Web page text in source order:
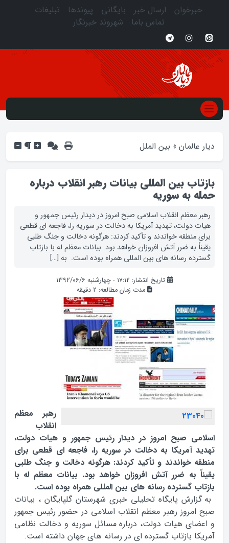
خبرخوان ارسال خبر بایگانی پیوندها
تبلیغات
تماس باما
شهروند خبرنگار
دیار عالمان » بین الملل
بازتاب بین المللی بیانات رهبر انقلاب درباره
حمله به سوریه
رهبر معظم انقلاب اسلامی صبح امروز در دیدار رئیس جمهور و
هیات دولت، تهدید آمریکا به دخالت در سوریه را، فاجعه ای قطعی
برای منطقه خواندند و تأکید کردند: هرگونه دخالت و جنگ طلبی
یقیناً به ضرر آتش افروزان خواهد بود. بیانات معظم له با بازتاب
گسترده رسانه های بین المللی همراه بوده است. به […]
تاریخ انتشار: ۱۷:۱۲ - چهارشنبه ۱۳۹۲/۰۶/۶
مدت زمان مطالعه: 2 دقیقه
رهبر معظم
انقلاب
اسلامی صبح امروز در دیدار رئیس جمهور و هیات دولت،
تهدید آمریکا به دخالت در سوریه را، فاجعه ای قطعی برای
منطقه خواندند و تأکید کردند: هرگونه دخالت و جنگ طلبی
یقیناً به ضرر آتش افروزان خواهد بود. بیانات معظم له با
بازتاب گسترده رسانه های بین المللی همراه بوده است.
به گزارش پایگاه تحلیلی خبری شهرستان گلپایگان ، بیانات
صبح امروز رهبر معظم انقلاب اسلامی در حضور رئیس جمهور
و اعضای هیات دولت، درباره مسائل سوریه و دخالت نظامی
آمریکا بازتاب گسترده ای در رسانه های جهان داشته است.